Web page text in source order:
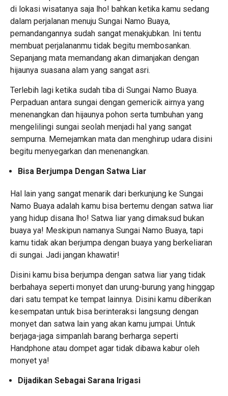
di lokasi wisatanya saja lho! bahkan ketika kamu sedang
dalam perjalanan menuju Sungai Namo Buaya,
pemandangannya sudah sangat menakjubkan. Ini tentu
membuat perjalananmu tidak begitu membosankan.
Sepanjang mata memandang akan dimanjakan dengan
hijaunya suasana alam yang sangat asri.
Terlebih lagi ketika sudah tiba di Sungai Namo Buaya.
Perpaduan antara sungai dengan gemericik airnya yang
menenangkan dan hijaunya pohon serta tumbuhan yang
mengelilingi sungai seolah menjadi hal yang sangat
sempurna. Memejamkan mata dan menghirup udara disini
begitu menyegarkan dan menenangkan.
Bisa Berjumpa Dengan Satwa Liar
Hal lain yang sangat menarik dari berkunjung ke Sungai
Namo Buaya adalah kamu bisa bertemu dengan satwa liar
yang hidup disana lho! Satwa liar yang dimaksud bukan
buaya ya! Meskipun namanya Sungai Namo Buaya, tapi
kamu tidak akan berjumpa dengan buaya yang berkeliaran
di sungai. Jadi jangan khawatir!
Disini kamu bisa berjumpa dengan satwa liar yang tidak
berbahaya seperti monyet dan urung-burung yang hinggap
dari satu tempat ke tempat lainnya. Disini kamu diberikan
kesempatan untuk bisa berinteraksi langsung dengan
monyet dan satwa lain yang akan kamu jumpai. Untuk
berjaga-jaga simpanlah barang berharga seperti
Handphone atau dompet agar tidak dibawa kabur oleh
monyet ya!
Dijadikan Sebagai Sarana Irigasi